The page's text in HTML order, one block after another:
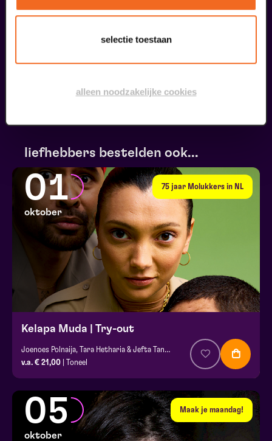
selectie toestaan
alleen noodzakelijke cookies
Begin bij SIN
meer informatie
liefhebbers bestelden ook...
75 jaar Molukkers in NL
01
oktober
Kelapa Muda | Try-out
Joenoes Polnaija, Tara Hetharia & Jefta Tanate
v.a. € 21,00 | Toneel
Maak je maandag!
05
oktober